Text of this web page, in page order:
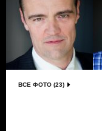
ВСЕ ФОТО (23)